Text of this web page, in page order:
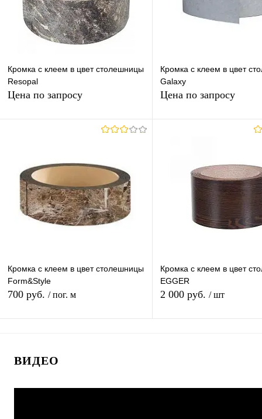
Кромка с клеем в цвет столешницы
Resopal
Цена по запросу
Купить в 1 клик К сравнению
В избранное Под заказ
Кромка с клеем в цвет
Galaxy
Цена по запросу
Купить в 1 клик К
В избранное Под
Кромка с клеем в цвет столешницы
Form&Style
700 руб. / пог. м
Купить в 1 клик
В избранное Под заказ
Кромка с клеем в цвет
EGGER
2 000 руб. / шт
В избранное В
ВИДЕО